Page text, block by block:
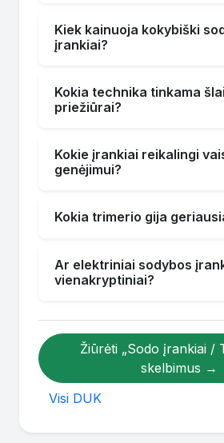
Kiek kainuoja kokybiški
įrankiai?
Kokia technika tinkama
priežiūrai?
Kokie įrankiai reikalingi
genėjimui?
Kokia trimerio gija
Ar elektriniai sodybos
vienakryptiniai?
Žiūrėti „Sodo įrankiai /
skelbimus →
Visi DUK